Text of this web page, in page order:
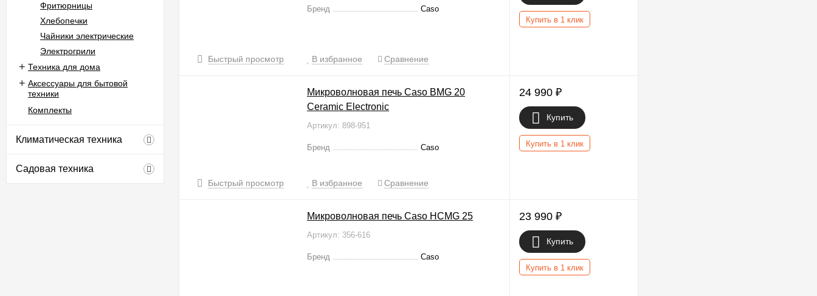
Фритюрницы
Хлебопечки
Чайники электрические
Электрогрили
Техника для дома
Аксессуары для бытовой
техники
Комплекты
Климатическая техника
Садовая техника
Бренд Caso
Купить в 1 клик
Быстрый просмотр В избранное Сравнение
Микроволновая печь Caso BMG 20
Ceramic Electronic
Артикул: 898-951
Бренд Caso
24 990 ₽
Купить
Купить в 1 клик
Быстрый просмотр В избранное Сравнение
Микроволновая печь Caso HCMG 25
Артикул: 356-616
Бренд Caso
23 990 ₽
Купить
Купить в 1 клик